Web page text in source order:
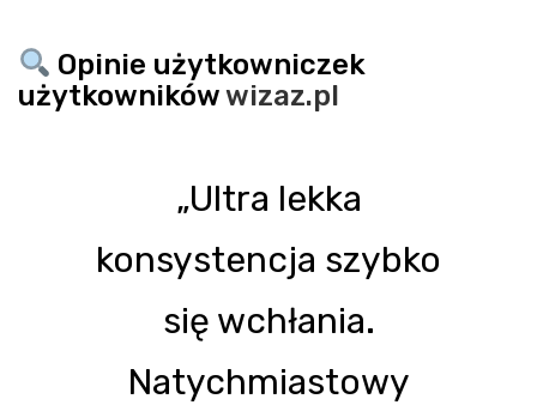
Opinie użytkowniczek
użytkownikówwizaz.pl
„Ultra lekka
konsystencja szybko
się wchłania.
Natychmiastowy